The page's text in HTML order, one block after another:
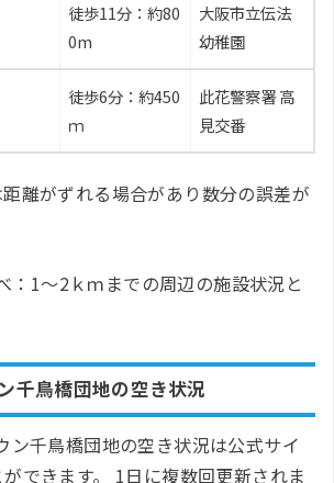
徒歩11分：約80
0m
大阪市立伝法
幼稚園
徒歩6分：約450
ｍ
此花警察署 高
見交番
離がずれる場合があり数分の誤差が
：1～2ｋｍまでの周辺の施設状況と
千鳥橋団地の空き状況
ン千鳥橋団地の空き状況は公式サイ
できます。 1日に複数回更新されま